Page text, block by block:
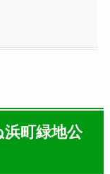
町緑地公